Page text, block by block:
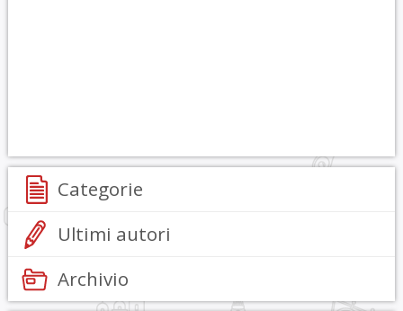
Categorie
Ultimi autori
Archivio